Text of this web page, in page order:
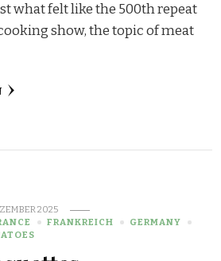
what felt like the 500th repeat
show, the topic of meat
2025
FRANKREICH
GERMANY